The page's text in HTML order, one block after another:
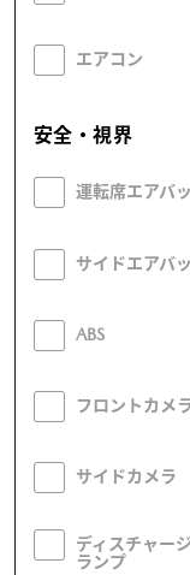
エアコン
安全・視界
運転席エアバ
サイドエアバ
ABS
フロントカメ
サイドカメラ
ディスチャー
ランプ